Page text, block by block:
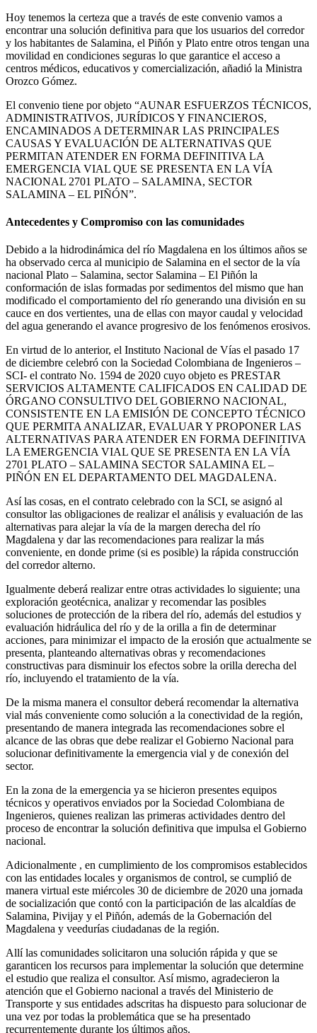
Hoy tenemos la certeza que a través de este convenio vamos a
encontrar una solución definitiva para que los usuarios del corredor
y los habitantes de Salamina, el Piñón y Plato entre otros tengan una
movilidad en condiciones seguras lo que garantice el acceso a
centros médicos, educativos y comercialización, añadió la Ministra
Orozco Gómez.
El convenio tiene por objeto “AUNAR ESFUERZOS TÉCNICOS,
ADMINISTRATIVOS, JURÍDICOS Y FINANCIEROS,
ENCAMINADOS A DETERMINAR LAS PRINCIPALES
CAUSAS Y EVALUACIÓN DE ALTERNATIVAS QUE
PERMITAN ATENDER EN FORMA DEFINITIVA LA
EMERGENCIA VIAL QUE SE PRESENTA EN LA VÍA
NACIONAL 2701 PLATO – SALAMINA, SECTOR
SALAMINA – EL PIÑÓN”.
Antecedentes y Compromiso con las comunidades
Debido a la hidrodinámica del río Magdalena en los últimos años se
ha observado cerca al municipio de Salamina en el sector de la vía
nacional Plato – Salamina, sector Salamina – El Piñón la
conformación de islas formadas por sedimentos del mismo que han
modificado el comportamiento del río generando una división en su
cauce en dos vertientes, una de ellas con mayor caudal y velocidad
del agua generando el avance progresivo de los fenómenos erosivos.
En virtud de lo anterior, el Instituto Nacional de Vías el pasado 17
de diciembre celebró con la Sociedad Colombiana de Ingenieros –
SCI- el contrato No. 1594 de 2020 cuyo objeto es PRESTAR
SERVICIOS ALTAMENTE CALIFICADOS EN CALIDAD DE
ÓRGANO CONSULTIVO DEL GOBIERNO NACIONAL,
CONSISTENTE EN LA EMISIÓN DE CONCEPTO TÉCNICO
QUE PERMITA ANALIZAR, EVALUAR Y PROPONER LAS
ALTERNATIVAS PARA ATENDER EN FORMA DEFINITIVA
LA EMERGENCIA VIAL QUE SE PRESENTA EN LA VÍA
2701 PLATO – SALAMINA SECTOR SALAMINA EL –
PIÑÓN EN EL DEPARTAMENTO DEL MAGDALENA.
Así las cosas, en el contrato celebrado con la SCI, se asignó al
consultor las obligaciones de realizar el análisis y evaluación de las
alternativas para alejar la vía de la margen derecha del río
Magdalena y dar las recomendaciones para realizar la más
conveniente, en donde prime (si es posible) la rápida construcción
del corredor alterno.
Igualmente deberá realizar entre otras actividades lo siguiente; una
exploración geotécnica, analizar y recomendar las posibles
soluciones de protección de la ribera del río, además del estudios y
evaluación hidráulica del río y de la orilla a fin de determinar
acciones, para minimizar el impacto de la erosión que actualmente se
presenta, planteando alternativas obras y recomendaciones
constructivas para disminuir los efectos sobre la orilla derecha del
río, incluyendo el tratamiento de la vía.
De la misma manera el consultor deberá recomendar la alternativa
vial más conveniente como solución a la conectividad de la región,
presentando de manera integrada las recomendaciones sobre el
alcance de las obras que debe realizar el Gobierno Nacional para
solucionar definitivamente la emergencia vial y de conexión del
sector.
En la zona de la emergencia ya se hicieron presentes equipos
técnicos y operativos enviados por la Sociedad Colombiana de
Ingenieros, quienes realizan las primeras actividades dentro del
proceso de encontrar la solución definitiva que impulsa el Gobierno
nacional.
Adicionalmente , en cumplimiento de los compromisos establecidos
con las entidades locales y organismos de control, se cumplió de
manera virtual este miércoles 30 de diciembre de 2020 una jornada
de socialización que contó con la participación de las alcaldías de
Salamina, Pivijay y el Piñón, además de la Gobernación del
Magdalena y veedurías ciudadanas de la región.
Allí las comunidades solicitaron una solución rápida y que se
garanticen los recursos para implementar la solución que determine
el estudio que realiza el consultor. Así mismo, agradecieron la
atención que el Gobierno nacional a través del Ministerio de
Transporte y sus entidades adscritas ha dispuesto para solucionar de
una vez por todas la problemática que se ha presentado
recurrentemente durante los últimos años.